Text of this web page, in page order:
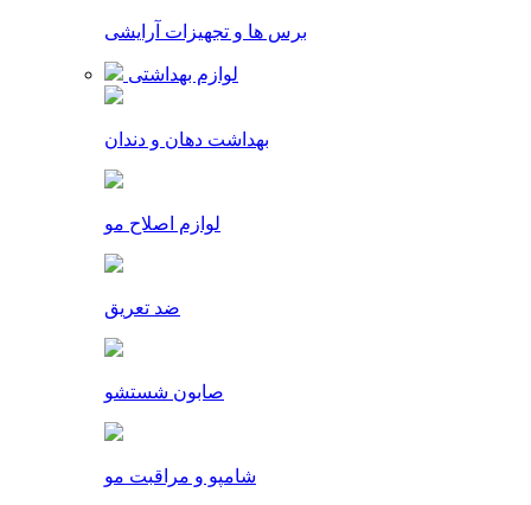
برس ها و تجهیزات آرایشی
لوازم بهداشتی
بهداشت دهان و دندان
لوازم اصلاح مو
ضد تعریق
صابون شستشو
شامپو و مراقبت مو